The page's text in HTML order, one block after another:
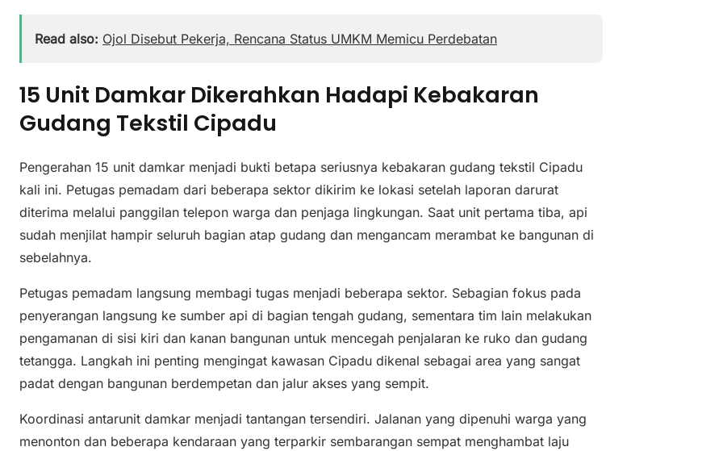
Read also: Ojol Disebut Pekerja, Rencana Status UMKM Memicu Perdebatan
15 Unit Damkar Dikerahkan Hadapi Kebakaran
Gudang Tekstil Cipadu
Pengerahan 15 unit damkar menjadi bukti betapa seriusnya kebakaran gudang tekstil Cipadu
kali ini. Petugas pemadam dari beberapa sektor dikirim ke lokasi setelah laporan darurat
diterima melalui panggilan telepon warga dan penjaga lingkungan. Saat unit pertama tiba, api
sudah menjilat hampir seluruh bagian atap gudang dan mengancam merambat ke bangunan di
sebelahnya.
Petugas pemadam langsung membagi tugas menjadi beberapa sektor. Sebagian fokus pada
penyerangan langsung ke sumber api di bagian tengah gudang, sementara tim lain melakukan
pengamanan di sisi kiri dan kanan bangunan untuk mencegah penjalaran ke ruko dan gudang
tetangga. Langkah ini penting mengingat kawasan Cipadu dikenal sebagai area yang sangat
padat dengan bangunan berdempetan dan jalur akses yang sempit.
Koordinasi antarunit damkar menjadi tantangan tersendiri. Jalanan yang dipenuhi warga yang
menonton dan beberapa kendaraan yang terparkir sembarangan sempat menghambat laju